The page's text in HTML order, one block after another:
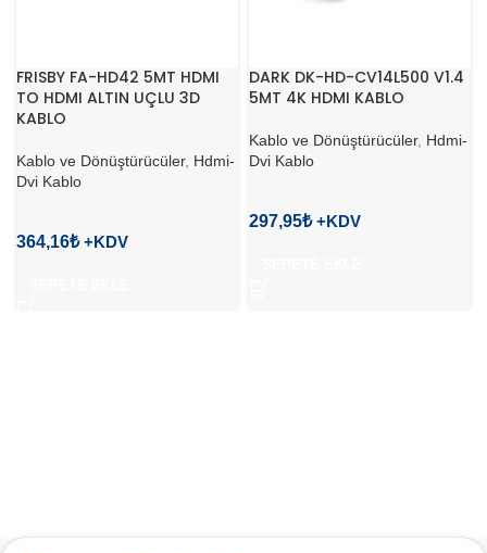
FRISBY FA-HD42 5MT HDMI
TO HDMI ALTIN UÇLU 3D
KABLO
Kablo ve Dönüştürücüler, Hdmi-
Dvi Kablo
364,16₺
DARK DK-HD-CV14L500 V1.4
5MT 4K HDMI KABLO
Kablo ve Dönüştürücüler, Hdmi-
Dvi Kablo
297,95₺